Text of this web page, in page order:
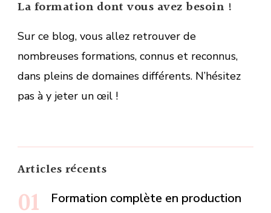
La formation dont vous avez besoin !
Sur ce blog, vous allez retrouver de
nombreuses formations, connus et reconnus,
dans pleins de domaines différents. N’hésitez
pas à y jeter un œil !
Articles récents
Formation complète en production